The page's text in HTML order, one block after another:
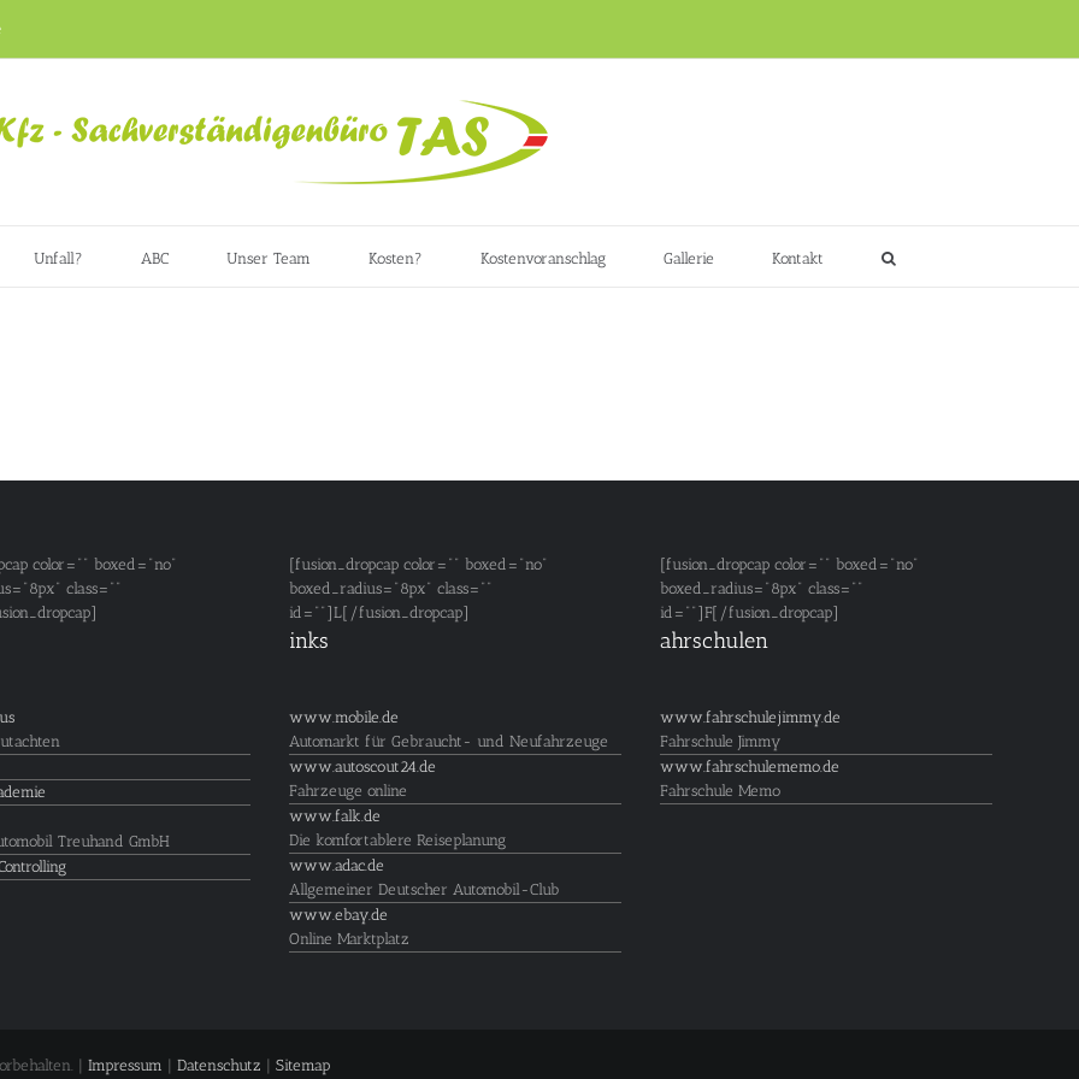
Unfall? ABC Unser Team Kosten? Kostenvoranschlag Gallerie Kontakt
color="" boxed="no"
class=""
Treuhand GmbH
[fusion_dropcap color="" boxed="no"
boxed_radius="8px" class=""
id=""]L[/fusion_dropcap]
inks
www.mobile.de
Automarkt für Gebraucht- und Neufahrzeuge
www.autoscout24.de
Fahrzeuge online
www.falk.de
Die komfortablere Reiseplanung
www.adac.de
Allgemeiner Deutscher Automobil-Club
www.ebay.de
Online Marktplatz
[fusion_dropcap color="" boxed="no"
boxed_radius="8px" class=""
id=""]F[/fusion_dropcap]
ahrschulen
www.fahrschulejimmy.de
Fahrschule Jimmy
www.fahrschulememo.de
Fahrschule Memo
| Impressum Datenschutz Sitemap